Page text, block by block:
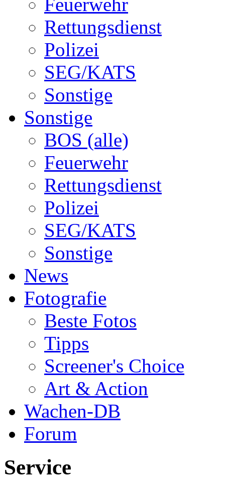
Rettungsdienst
Polizei
SEG/KATS
Sonstige
Sonstige
BOS (alle)
Feuerwehr
Rettungsdienst
Polizei
SEG/KATS
Sonstige
News
Fotografie
Beste Fotos
Tipps
Screener's Choice
Art & Action
Wachen-DB
Forum
Service